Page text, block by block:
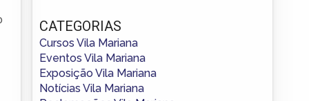
CATEGORIAS
Cursos Vila Mariana
Eventos Vila Mariana
Exposição Vila Mariana
Notícias Vila Mariana